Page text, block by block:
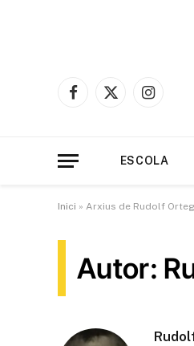
Facebook
X
ESCOLA
Inici » Arxius de Rudolf
Autor: